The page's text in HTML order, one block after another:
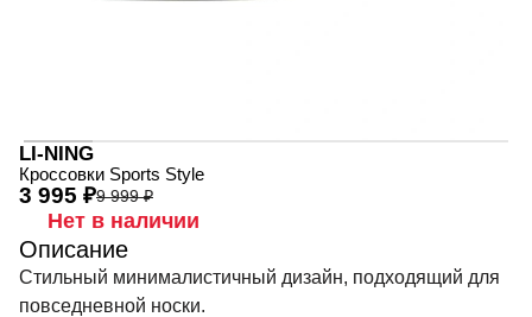
LI-NING
Кроссовки Sports Style
9 999 ₽
3 995 ₽
Нет в наличии
Описание
Стильный минималистичный дизайн, подходящий для
повседневной носки.